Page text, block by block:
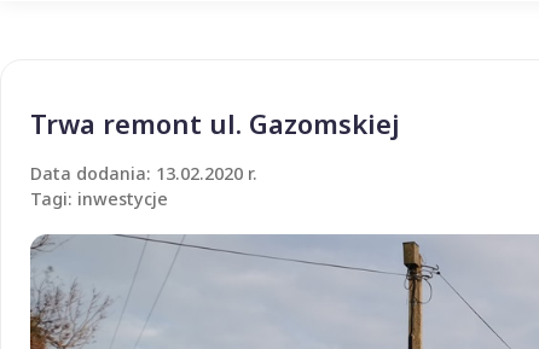
Trwa remont ul. Gazomskiej
Data dodania: 13.02.2020 r.
Tagi: inwestycje